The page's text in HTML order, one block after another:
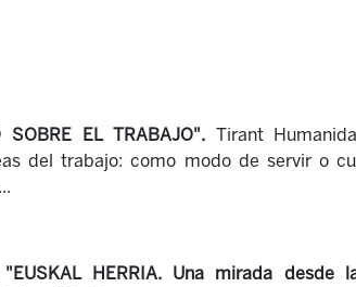
SOBRE EL TRABAJO". Tirant
del trabajo: como modo de servir o
"EUSKAL HERRIA. Una mirada desde